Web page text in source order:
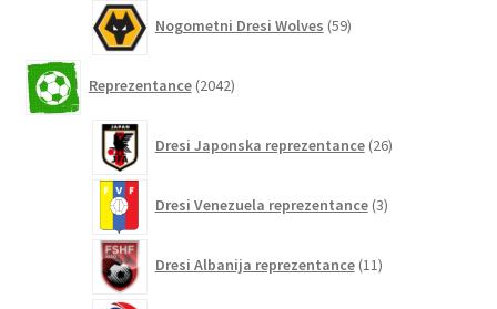
Nogometni Dresi Wolves 59izdelkov
Reprezentance 2042izdelkov
Dresi Japonska reprezentance 26izdelkov
Dresi Venezuela reprezentance 3izdelki
Dresi Albanija reprezentance 11izdelkov